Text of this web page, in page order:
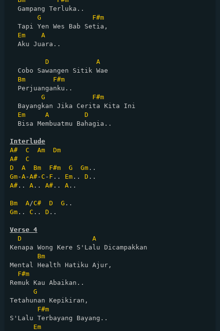
  Gampang Terluka..
G
F#m
  Tapi Yen Wes Bab Setia,
Em
A
  Aku Juara..
D
A
  Cobo Sawangen Sitik Wae
Bm
F#m
  Perjuanganku..
G
F#m
  Bayangkan Jika Cerita Kita Ini
Em
A
D
  Bisa Membuatmu Bahagia..
Interlude
A#
C Am
Dm
A#
C
D
A Bm F#m G Gm
Gm-A-A#-C - F .. Em .. D
A# .. A .. A# .. A ..
Bm A/C# D G
Gm .. C .. D ..
Verse 4
D
A
Kenapa Wong Kere S'Lalu Dicampakkan
Bm
Mental Health Hatiku Ajur,
F#m
Remuk Kau Abaikan..
G
Tetahunan Kepikiran,
F#m
S'Lalu Terbayang Bayang..
Em